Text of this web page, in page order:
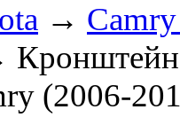
→
Кронштейн
(2006-